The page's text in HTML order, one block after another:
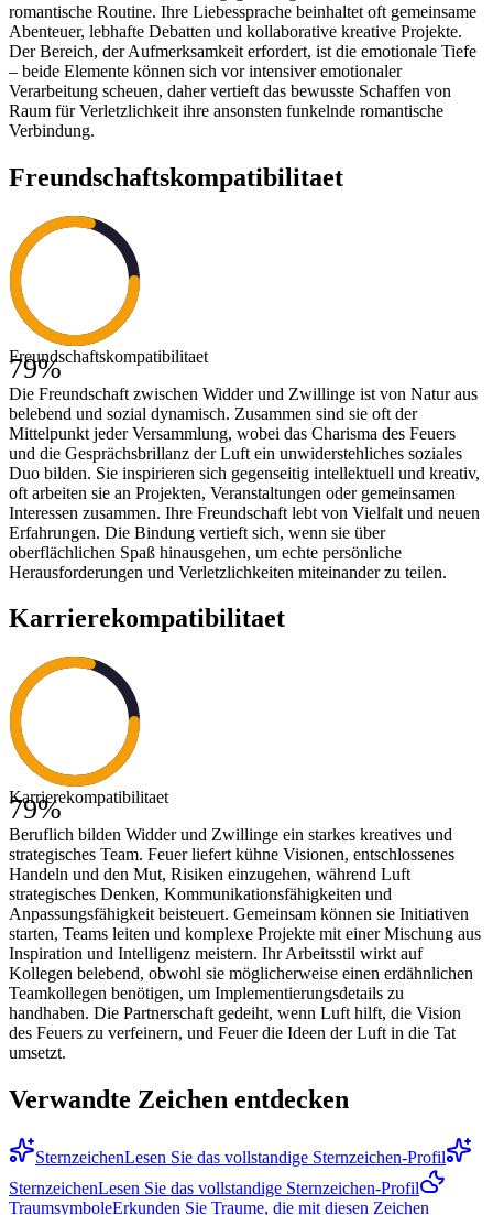
romantische Routine. Ihre Liebessprache beinhaltet oft gemeinsame
Abenteuer, lebhafte Debatten und kollaborative kreative Projekte.
Der Bereich, der Aufmerksamkeit erfordert, ist die emotionale Tiefe
– beide Elemente können sich vor intensiver emotionaler
Verarbeitung scheuen, daher vertieft das bewusste Schaffen von
Raum für Verletzlichkeit ihre ansonsten funkelnde romantische
Verbindung.
Freundschaftskompatibilitaet
79%
Freundschaftskompatibilitaet
Die Freundschaft zwischen Widder und Zwillinge ist von Natur aus
belebend und sozial dynamisch. Zusammen sind sie oft der
Mittelpunkt jeder Versammlung, wobei das Charisma des Feuers
und die Gesprächsbrillanz der Luft ein unwiderstehliches soziales
Duo bilden. Sie inspirieren sich gegenseitig intellektuell und kreativ,
oft arbeiten sie an Projekten, Veranstaltungen oder gemeinsamen
Interessen zusammen. Ihre Freundschaft lebt von Vielfalt und neuen
Erfahrungen. Die Bindung vertieft sich, wenn sie über
oberflächlichen Spaß hinausgehen, um echte persönliche
Herausforderungen und Verletzlichkeiten miteinander zu teilen.
Karrierekompatibilitaet
79%
Karrierekompatibilitaet
Beruflich bilden Widder und Zwillinge ein starkes kreatives und
strategisches Team. Feuer liefert kühne Visionen, entschlossenes
Handeln und den Mut, Risiken einzugehen, während Luft
strategisches Denken, Kommunikationsfähigkeiten und
Anpassungsfähigkeit beisteuert. Gemeinsam können sie Initiativen
starten, Teams leiten und komplexe Projekte mit einer Mischung aus
Inspiration und Intelligenz meistern. Ihr Arbeitsstil wirkt auf
Kollegen belebend, obwohl sie möglicherweise einen erdähnlichen
Teamkollegen benötigen, um Implementierungsdetails zu
handhaben. Die Partnerschaft gedeiht, wenn Luft hilft, die Vision
des Feuers zu verfeinern, und Feuer die Ideen der Luft in die Tat
umsetzt.
Verwandte Zeichen entdecken
SternzeichenLesen Sie das vollstandige Sternzeichen-Profil
SternzeichenLesen Sie das vollstandige Sternzeichen-Profil
TraumsymboleErkunden Sie Traume, die mit diesen Zeichen